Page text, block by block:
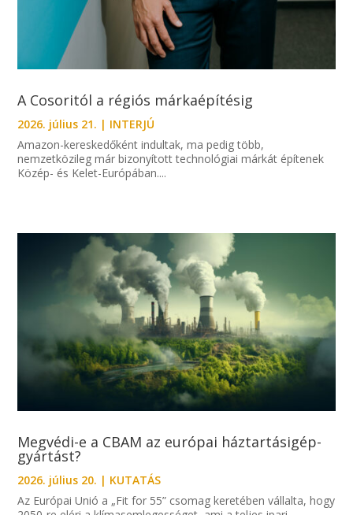
A Cosoritól a régiós márkaépítésig
2026. július 21. | INTERJÚ
Amazon-kereskedőként indultak, ma pedig több,
nemzetközileg már bizonyított technológiai márkát építenek
Közép- és Kelet-Európában....
Megvédi-e a CBAM az európai háztartásigép-
gyártást?
2026. július 20. | KUTATÁS
Az Európai Unió a „Fit for 55” csomag keretében vállalta, hogy